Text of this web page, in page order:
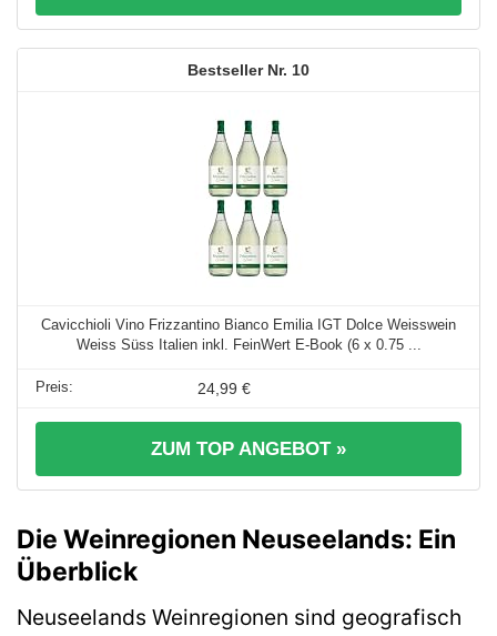
10
Cavicchioli Vino Frizzantino Bianco Emilia IGT Dolce Weisswein
Weiss Süss Italien inkl. FeinWert E-Book (6 x 0.75 ...
24,99 €
ZUM TOP ANGEBOT »
Die Weinregionen Neuseelands: Ein
Überblick
Neuseelands Weinregionen sind geografisch